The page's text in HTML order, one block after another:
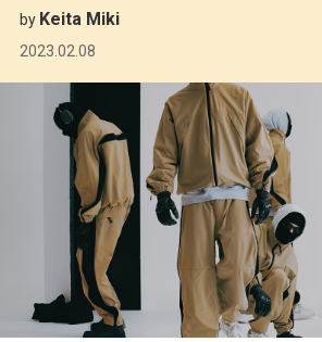
by Keita Miki
2023.02.08